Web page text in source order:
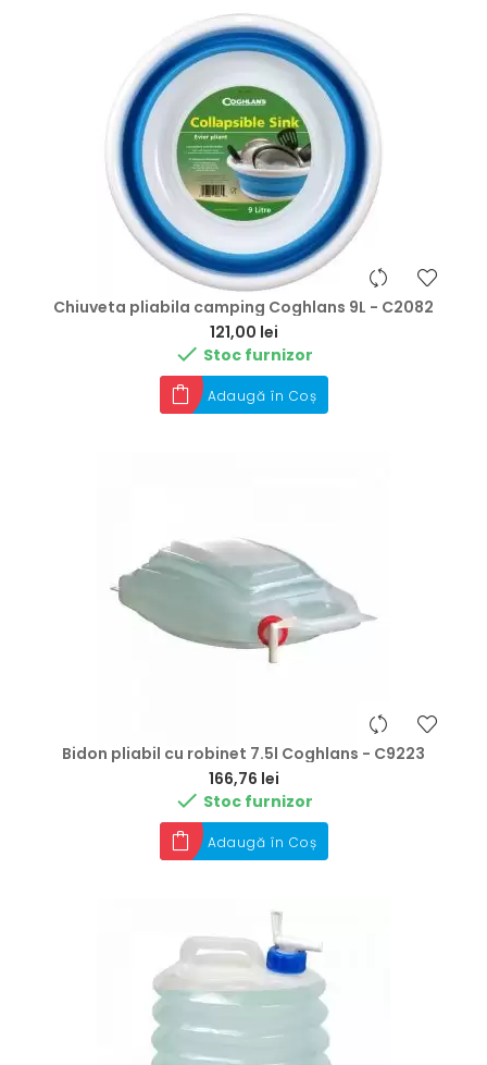
Chiuveta pliabila camping Coghlans 9L - C2082
121,00 lei
 Stoc furnizor
Adaugă în Coș
Bidon pliabil cu robinet 7.5l Coghlans - C9223
166,76 lei
 Stoc furnizor
Adaugă în Coș